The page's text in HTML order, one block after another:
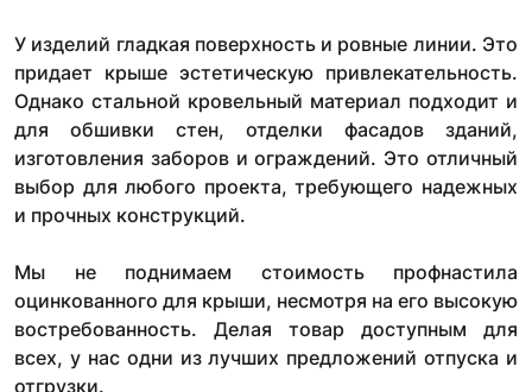
У изделий гладкая поверхность и ровные линии. Это
придает крыше эстетическую привлекательность.
Однако стальной кровельный материал подходит и
для обшивки стен, отделки фасадов зданий,
изготовления заборов и ограждений. Это отличный
выбор для любого проекта, требующего надежных
и прочных конструкций.
Мы не поднимаем стоимость профнастила
оцинкованного для крыши, несмотря на его высокую
востребованность. Делая товар доступным для
всех, у нас одни из лучших предложений отпуска и
отгрузки.